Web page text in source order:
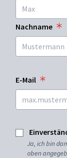
Nachname
E-Mail
Ja, ich bin
oben